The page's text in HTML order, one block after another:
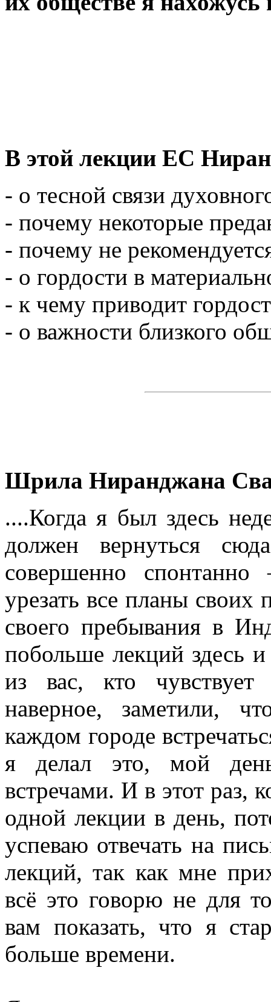
В этой лекции ЕС
- о тесной связи
- почему некоторые
- почему не
- о гордости в
- к чему приводит
- о важности близкого
Шрила Ниранджана
....Когда я был здесь
должен вернуться
совершенно
урезать все планы своих
своего пребывания в
побольше лекций здесь
из вас, кто
наверное, заметили,
каждом городе
я делал это, мой
встречами. И в этот раз,
одной лекции в день,
успеваю отвечать на
лекций, так как мне
всё это говорю не для
вам показать, что я
больше времени.